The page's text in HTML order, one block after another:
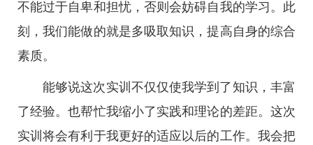
不能过于自卑和担忧，否则会妨碍自我的学习。此
刻，我们能做的就是多吸取知识，提高自身的综合
素质。
能够说这次实训不仅仅使我学到了知识，丰富
了经验。也帮忙我缩小了实践和理论的差距。这次
实训将会有利于我更好的适应以后的工作。我会把